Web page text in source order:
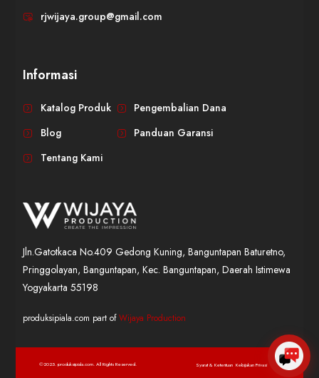
WIJAYA PRODUCTION
😊
rjwijaya.group@gmail.com
Informasi
Katalog Produk
Blog
Tentang Kami
Pengembalian Dana
Panduan Garansi
Jln.Gatotkaca No.409 Gedong Kuning, Banguntapan Baturetno,
Pringgolayan, Banguntapan, Kec. Banguntapan, Daerah Istimewa
Yogyakarta 55198
produksipiala.com part ofWijaya Production
©2025. produksipiala.com. All Rights Reserved. Syarat & Ketentuan Kebijakan Privasi